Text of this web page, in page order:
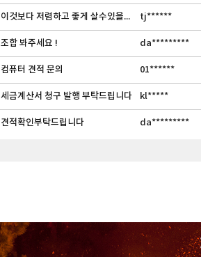
이것보다 저렴하고 좋게 살수있을까요?? tj******
조합 봐주세요 ! da*********
컴퓨터 견적 문의 01******
세금계산서 청구 발행 부탁드립니다 kl*****
견적확인부탁드립니다 da*********